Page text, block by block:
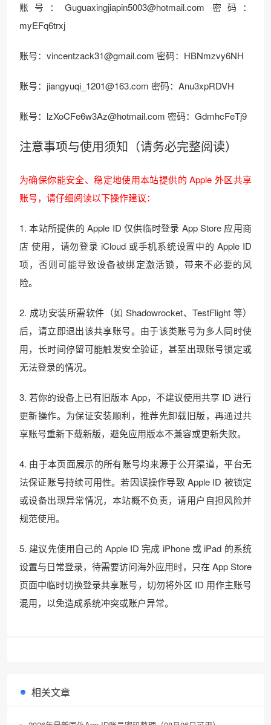
账号：Guguaxingjiapin5003@hotmail.com 密码：
myEFq6trxj
账号：vincentzack31@gmail.com 密码：HBNmzvy6NH
账号：jiangyuqi_1201@163.com 密码：Anu3xpRDVH
账号：lzXoCFe6w3Az@hotmail.com 密码：GdmhcFeTj9
注意事项与使用须知（请务必完整阅读）
为确保你能安全、稳定地使用本站提供的 Apple 外区共享
账号，请仔细阅读以下操作建议：
1. 本站所提供的 Apple ID 仅供临时登录 App Store 应用商
店 使用，请勿登录 iCloud 或手机系统设置中的 Apple ID
项，否则可能导致设备被绑定激活锁，带来不必要的风
险。
2. 成功安装所需软件（如 Shadowrocket、TestFlight 等）
后，请立即退出该共享账号。由于该类账号为多人同时使
用，长时间停留可能触发安全验证，甚至出现账号锁定或
无法登录的情况。
3. 若你的设备上已有旧版本 App，不建议使用共享 ID 进行
更新操作。为保证安装顺利，推荐先卸载旧版，再通过共
享账号重新下载新版，避免应用版本不兼容或更新失败。
4. 由于本页面展示的所有账号均来源于公开渠道，平台无
法保证账号持续可用性。若因误操作导致 Apple ID 被锁定
或设备出现异常情况，本站概不负责，请用户自担风险并
规范使用。
5. 建议先使用自己的 Apple ID 完成 iPhone 或 iPad 的系统
设置与日常登录，待需要访问海外应用时，只在 App Store
页面中临时切换登录共享账号，切勿将外区 ID 用作主账号
混用，以免造成系统冲突或账户异常。
相关文章